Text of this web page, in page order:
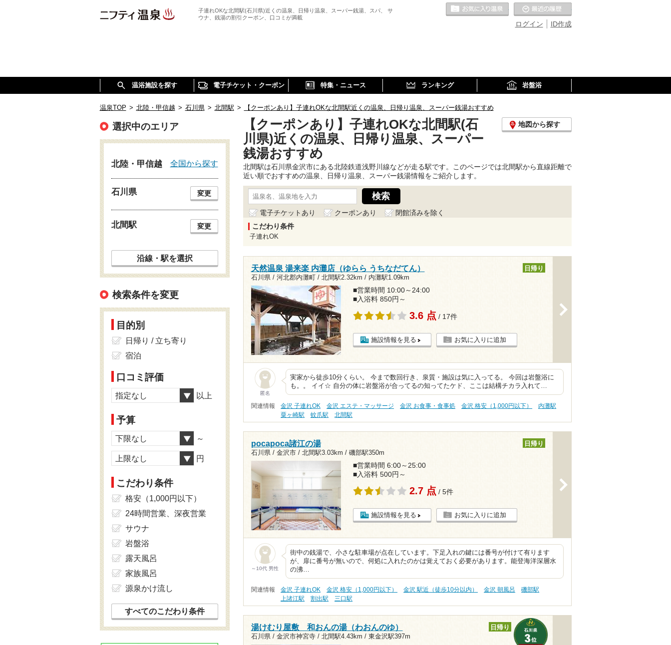
子連れOKな北間駅(石川県)近くの温泉、日帰り温泉、スーパー銭湯、スパ、 サ
ウナ、銭湯の割引クーポン、口コミが満載
ID作成
ログイン
お気に入りの温泉
温浴施設を探す 電子チケット・クーポン 特集・ニュース ランキング 岩盤浴
温泉TOP > 北陸・甲信越 > 石川県 > 北間駅 > 【クーポンあり】子連れOKな北間駅近くの温泉、日帰り温泉、スーパー銭湯おすすめ
【クーポンあり】子連れOKな北間駅(石
川県)近くの温泉、日帰り温泉、スーパー
銭湯おすすめ
地図から探す
北間駅は石川県金沢市にある北陸鉄道浅野川線などが走る駅です。このページでは北間駅から直線距離で
近い順でおすすめの温泉、日帰り温泉、スーパー銭湯情報をご紹介します。
電子チケットあり クーポンあり
閉館済みを除く
こだわり条件
子連れOK
天然温泉 湯来楽 内灘店（ゆらら うちなだてん）
石川県 / 河北郡内灘町 / 北間駅2.32km / 内灘駅1.09km
日帰り
■営業時間 10:00～24:00
■入浴料 850円～
3.6 点 / 17件
施設情報を見る お気に入りに追加
匿名
実家から徒歩10分くらい。 今まで数回行き、泉質・施設は気に入ってる。 今回は岩盤浴に
も。。 イイ☆ 自分の体に岩盤浴が合ってるの知ってたケド、ここは結構チカラ入れて…
関連情報 金沢 子連れOK 金沢 エステ・マッサージ 金沢 お食事・食事処 金沢 格安（1,000円以下）
内灘駅
粟ヶ崎駅
蚊爪駅 北間駅
pocapoca諸江の湯
石川県 / 金沢市 / 北間駅3.03km / 磯部駅350m
日帰り
■営業時間 6:00～25:00
■入浴料 500円～
2.7 点 / 5件
施設情報を見る お気に入りに追加
～10代 男性
街中の銭湯で、小さな駐車場が点在しています。下足入れの鍵には番号が付けて有ります
が、扉に番号が無いので、何処に入れたのかは覚えておく必要があります。能登海洋深層水
の沸…
関連情報 金沢 子連れOK 金沢 格安（1,000円以下） 金沢 駅近（徒歩10分以内） 金沢 朝風呂
磯部駅
上諸江駅
割出駅 三口駅
湯けむり屋敷 和おんの湯（わおんのゆ）
石川県 / 金沢市神宮寺 / 北間駅4.43km / 東金沢駅397m
日帰り
選択中のエリア
北陸・甲信越 全国から探す
石川県 変更
北間駅 変更
沿線・駅を選択
検索条件を変更
目的別
日帰り / 立ち寄り
宿泊
口コミ評価
指定なし 以上
予算
下限なし ～
上限なし 円
こだわり条件
格安（1,000円以下）
24時間営業、深夜営業
サウナ
岩盤浴
露天風呂
家族風呂
源泉かけ流し
すべてのこだわり条件